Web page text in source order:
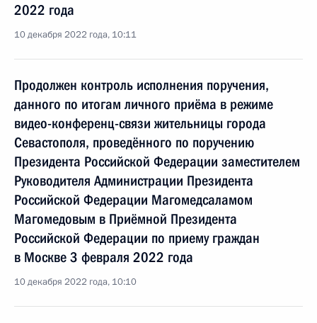
2022 года
10 декабря 2022 года, 10:11
Продолжен контроль исполнения поручения,
данного по итогам личного приёма в режиме
видео-конференц-связи жительницы города
Севастополя, проведённого по поручению
Президента Российской Федерации заместителем
Руководителя Администрации Президента
Российской Федерации Магомедсаламом
Магомедовым в Приёмной Президента
Российской Федерации по приему граждан
в Москве 3 февраля 2022 года
10 декабря 2022 года, 10:10